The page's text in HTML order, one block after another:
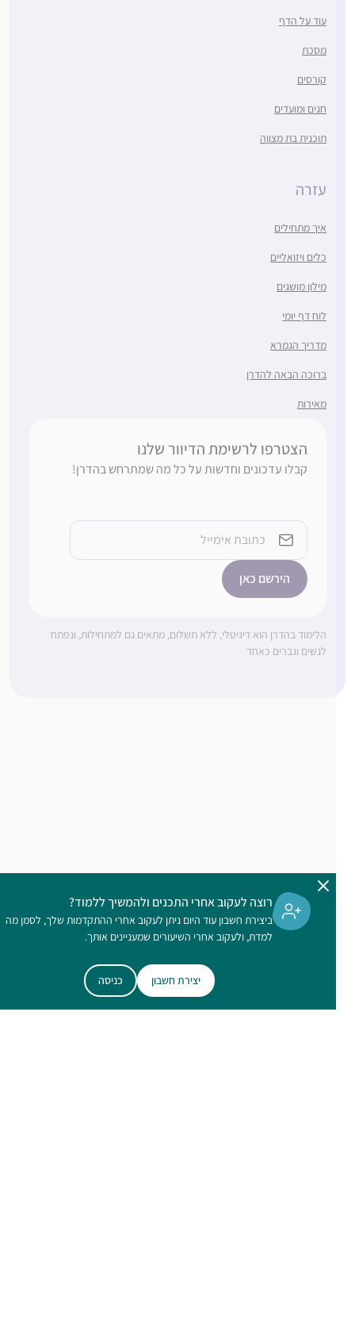
עוד על הדף
מסכת
קורסים
חגים ומועדים
תוכנית בת מצווה
עזרה
איך מתחילים
כלים ויזואליים
מילון מושגים
לוח דף יומי
מדריך הגמרא
ברוכה הבאה להדרן
מאירות
הצטרפו לרשימת הדיוור שלנו
קבלו עדכונים וחדשות על כל מה שמתרחש בהדרן!
Email
הלימוד בהדרן הוא דיגיטלי, ללא תשלום, מתאים גם למתחילות, ונפתח
לנשים וגברים כאחד
רוצה לעקוב אחרי התכנים ולהמשיך ללמוד?
ביצירת חשבון עוד היום ניתן לעקוב אחרי ההתקדמות שלך, לסמן מה
למדת, ולעקוב אחרי השיעורים שמעניינים אותך.
יצירת חשבון כניסה